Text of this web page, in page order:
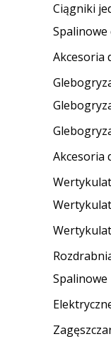
Ciągniki
Akcesoria
Akcesoria
Spalinowe